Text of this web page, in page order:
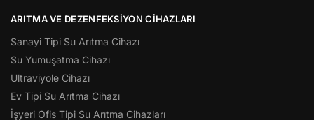
ARITMA VE DEZENFEKSIYON CIHAZLARI
Sanayi Tipi Su Arıtma Cihazı
Su Yumuşatma Cihazı
Ultraviyole Cihazı
Ev Tipi Su Arıtma Cihazı
İşyeri Ofis Tipi Su Arıtma Cihazları